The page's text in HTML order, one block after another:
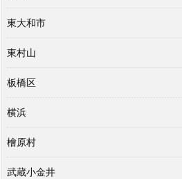
東大和市
東村山
板橋区
横浜
檜原村
武蔵小金井